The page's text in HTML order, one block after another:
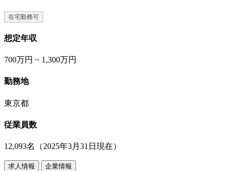
在宅勤務可
想定年収
700万円 ~ 1,300万円
勤務地
東京都
従業員数
12,093名（2025年3月31日現在）
求人情報 企業情報